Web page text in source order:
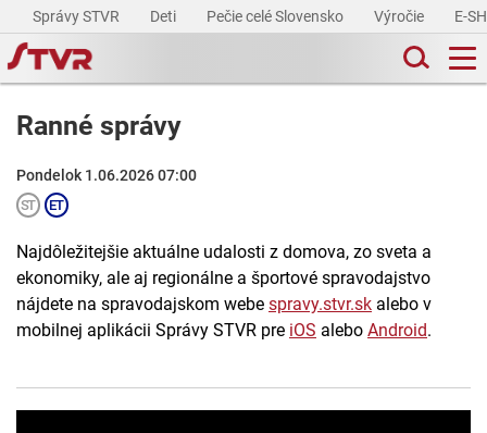
Správy STVR Deti Pečie celé Slovensko Výročie E-
Ranné správy
Pondelok 1.06.2026 07:00
Najdôležitejšie aktuálne udalosti z domova, zo sveta a
ekonomiky, ale aj regionálne a športové spravodajstvo
nájdete na spravodajskom webe spravy.stvr.sk alebo v
mobilnej aplikácii Správy STVR pre iOS alebo Android.